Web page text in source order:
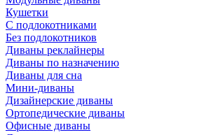
Кушетки
С подлокотниками
Без подлокотников
Диваны реклайнеры
Диваны по назначению
Диваны для сна
Мини-диваны
Дизайнерские диваны
Ортопедические диваны
Офисные диваны